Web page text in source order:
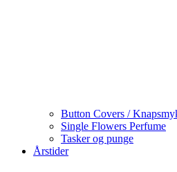
Button Covers /
Single Flowers Perfume
Tasker og punge
Årstider